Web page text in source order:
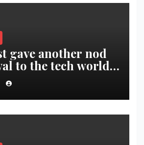
gave another nod
to the tech world |